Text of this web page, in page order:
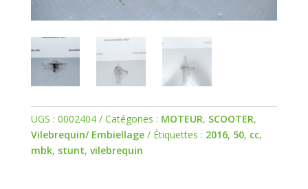
UGS : 0002404 Catégories : MOTEUR, SCOOTER,
Vilebrequin/ Embiellage
Étiquettes : 2016, 50, cc,
mbk, stunt, vilebrequin